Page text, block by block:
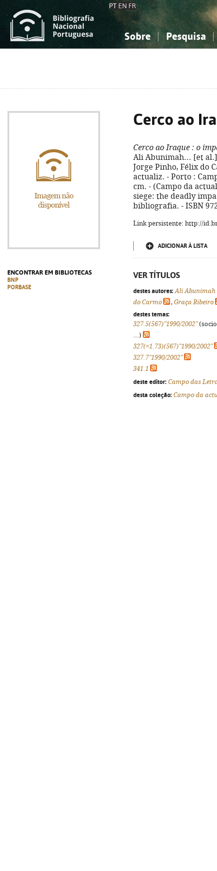
PT EN FR
Sobre Pesquisa
ENCONTRAR EM BIBLIOTECAS
BNP
PORBASE
Cerco ao
Cerco ao Iraque : o
Ali Abunimah... [et
Jorge Pinho, Félix do
actualiz. - Porto :
cm. - (Campo da
siege: the deadly
bibliografia. - ISBN
Link persistente: http://
ADICIONAR À LISTA
VER TÍTULOS
destes autores: Ali Abunimah
do Carmo
, Graça Ribeiro
destes temas:
327.5(567)"1990/2002"
...)
327(=1.73)(567)"1990/2002"
327.7"1990/2002"
341.1
deste editor: Campo das
desta coleção: Campo da